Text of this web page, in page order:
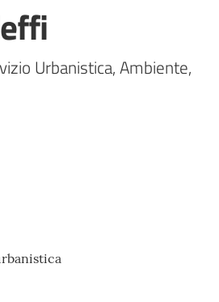
Urbanistica, Ambiente,